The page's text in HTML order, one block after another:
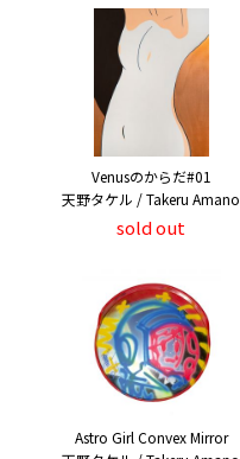
Venusのからだ#01
天野タケル / Takeru Amano
sold out
Astro Girl Convex Mirror